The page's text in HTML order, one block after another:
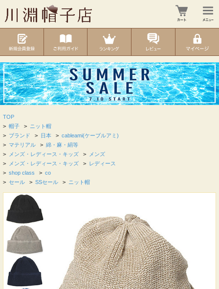
TOP
> 帽子 > ニット帽
> ブランド > 日本 > cableami(ケーブルアミ)
> マテリアル > 綿・麻・絹等
> メンズ・レディース・キッズ > メンズ
> メンズ・レディース・キッズ > レディース
> shop class > co
> セール > SSセール > ニット帽